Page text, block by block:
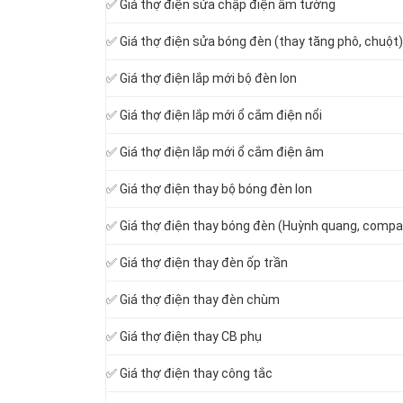
✅ Giá thợ điện sửa chập điện âm tường
✅ Giá thợ điện sửa bóng đèn (thay tăng phô, chuột)
✅ Giá thợ điện lắp mới bộ đèn lon
✅ Giá thợ điện lắp mới ổ cắm điện nổi
✅ Giá thợ điện lắp mới ổ cắm điện âm
✅ Giá thợ điện thay bộ bóng đèn lon
✅ Giá thợ điện thay bóng đèn (Huỳnh quang,
✅ Giá thợ điện thay đèn ốp trần
✅ Giá thợ điện thay đèn chùm
✅ Giá thợ điện thay CB phụ
✅ Giá thợ điện thay công tắc